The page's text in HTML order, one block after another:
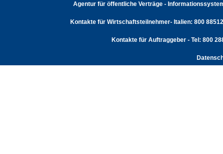
Agentur für öffentliche Verträge -
Kontakte für Wirtschaftsteilnehmer- Italien: 800
Kontakte für Auftraggeber - Tel: 800